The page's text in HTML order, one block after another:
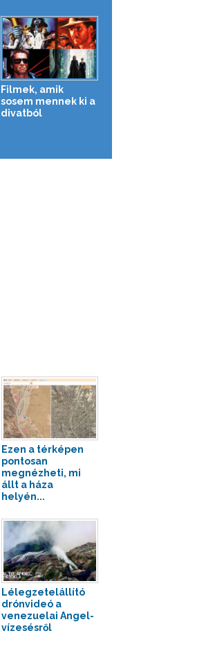
Filmek, amik
sosem mennek ki a
divatból
Ezen a térképen
pontosan
megnézheti, mi
állt a háza
helyén...
Lélegzetelállító
drónvideó a
venezuelai Angel-
vízesésről